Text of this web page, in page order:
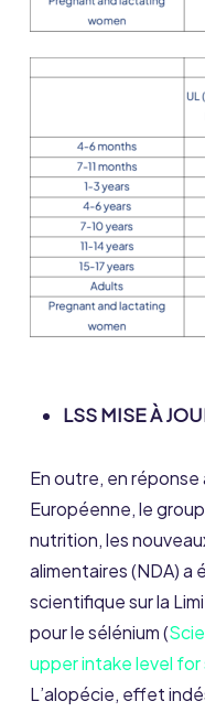
LSS MISE À
En outre, en
Européenne, le
nutrition, les
alimentaires (NDA) a
scientifique sur la
pour le sélénium (
upper intake level for
L’alopécie, effet